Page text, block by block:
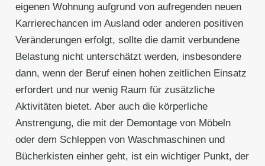
eigenen Wohnung aufgrund von aufregenden neuen
Karrierechancen im Ausland oder anderen positiven
Veränderungen erfolgt, sollte die damit verbundene
Belastung nicht unterschätzt werden, insbesondere
dann, wenn der Beruf einen hohen zeitlichen Einsatz
erfordert und nur wenig Raum für zusätzliche
Aktivitäten bietet. Aber auch die körperliche
Anstrengung, die mit der Demontage von Möbeln
oder dem Schleppen von Waschmaschinen und
Bücherkisten einher geht, ist ein wichtiger Punkt, der